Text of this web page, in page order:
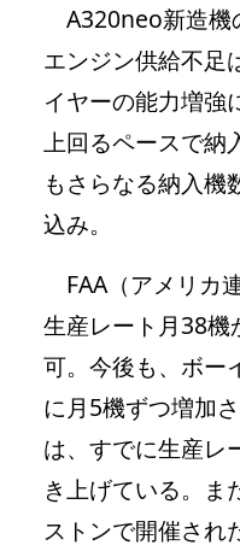
A320neo新造機
エンジン供給不足
イヤーの能力増強
上回るペースで納
もさらなる納入機
込み。
FAA（アメリカ
生産レート月38
可。今後も、ボー
に月5機ずつ増加
は、すでに生産レ
き上げている。ま
ストンで開催され